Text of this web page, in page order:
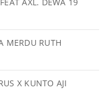
MERDU RUTH
X KUNTO AJI